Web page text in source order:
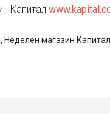
Капитал
Неделен магазин Капитал